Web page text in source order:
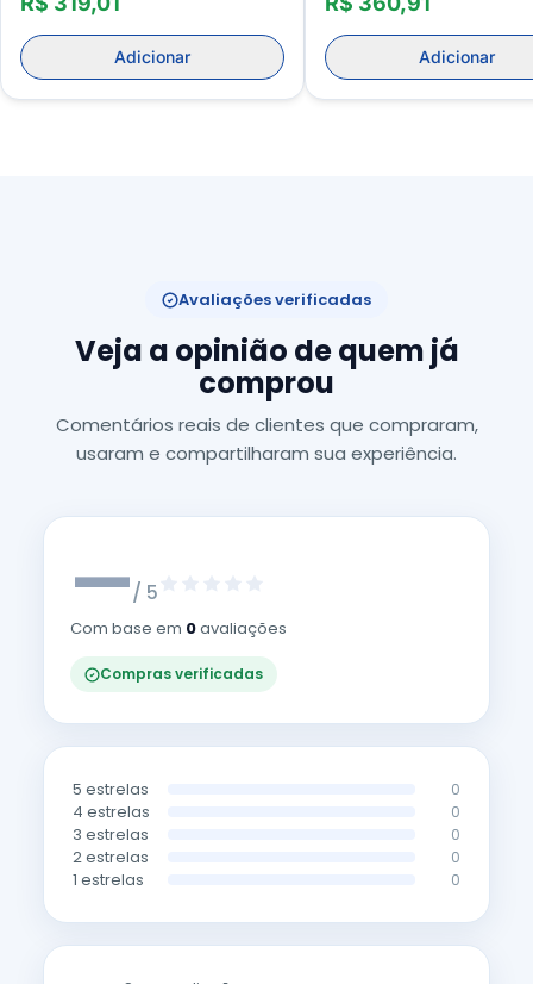
Adicionar Adicionar
Avaliações verificadas
Veja a opinião de quem já
comprou
Comentários reais de clientes que compraram,
usaram e compartilharam sua experiência.
—/ 5
Com base em 0avaliações
Compras verificadas
5 estrelas 0
4 estrelas 0
3 estrelas 0
2 estrelas 0
1 estrelas 0